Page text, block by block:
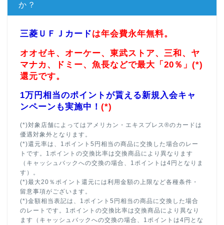
か？
三菱ＵＦＪカードは年会費永年無料。
オオゼキ、オーケー、東武ストア、三和、ヤ
マナカ、ドミー、魚長などで最大「20％」(*)
還元です。
1万円相当のポイントが貰える新規入会キャ
ンペーンも実施中！ (*)
(*)対象店舗によってはアメリカン・エキスプレス®のカードは
優遇対象外となります。
(*)還元率は、1ポイント5円相当の商品に交換した場合のレー
トです。1ポイントの交換比率は交換商品により異なります
（キャッシュバックへの交換の場合、1ポイントは4円となりま
す）。
(*)最大20％ポイント還元には利用金額の上限など各種条件・
留意事項がございます。
(*)金額相当表記は、1ポイント5円相当の商品に交換した場合
のレートです。1ポイントの交換比率は交換商品により異なり
ます（キャッシュバックへの交換の場合、1ポイントは4円とな